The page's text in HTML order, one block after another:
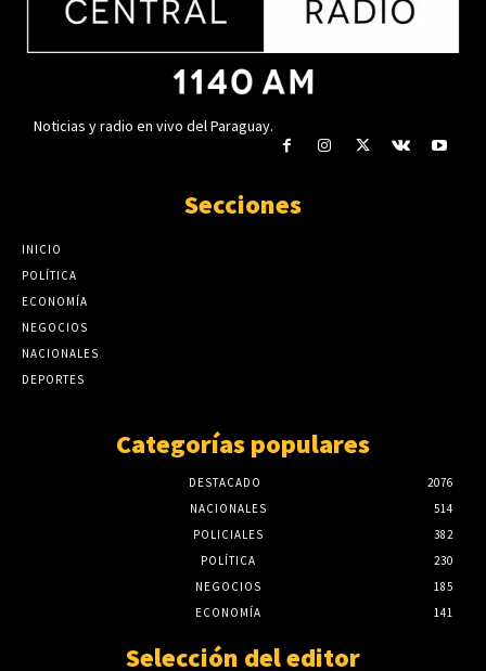
Árbol»
Noticias y radio en vivo del Paraguay.
Secciones
INICIO
POLÍTICA
ECONOMÍA
NEGOCIOS
NACIONALES
DEPORTES
Categorías populares
DESTACADO
2076
NACIONALES
514
POLICIALES
382
POLÍTICA
230
NEGOCIOS
185
ECONOMÍA
141
Selección del editor